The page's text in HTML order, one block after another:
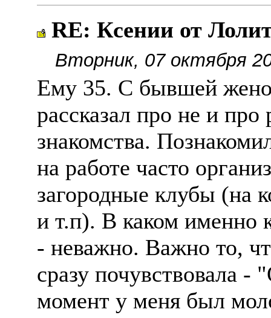
RE: Ксении от
Вторник, 07 октября
Ему 35. С бывшей
рассказал про не и
знакомства.
на работе часто
загородные клубы (на
и т.п). В каком именно
- неважно. Важно то,
сразу почувствовала
момент у меня был